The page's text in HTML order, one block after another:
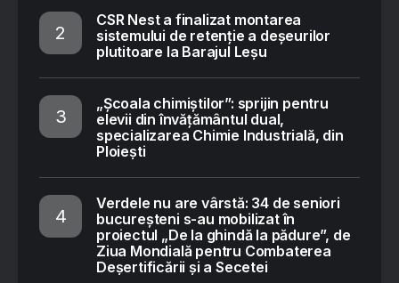
CSR Nest a finalizat montarea
sistemului de retenție a deșeurilor
plutitoare la Barajul Leșu
„Școala chimiștilor”: sprijin pentru
elevii din învățământul dual,
specializarea Chimie Industrială, din
Ploiești
Verdele nu are vârstă: 34 de seniori
bucureșteni s-au mobilizat în
proiectul „De la ghindă la pădure”, de
Ziua Mondială pentru Combaterea
Deșertificării și a Secetei